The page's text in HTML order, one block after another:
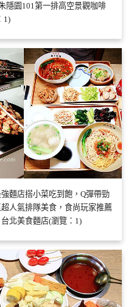
隱園101第一排高空景觀咖啡
1)
麵店搭小菜吃到飽，Q彈帶勁
人氣排隊美食，食尚玩家推薦
北美食麵店(瀏覽：1)